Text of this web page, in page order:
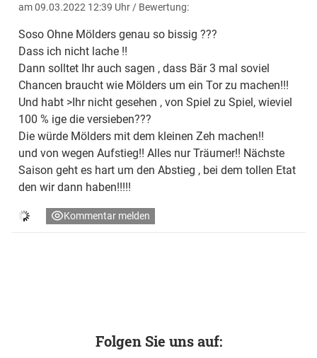
am 09.03.2022 12:39 Uhr / Bewertung:
Soso Ohne Mölders genau so bissig ???
Dass ich nicht lache !!
Dann solltet Ihr auch sagen , dass Bär 3 mal soviel
Chancen braucht wie Mölders um ein Tor zu machen!!!
Und habt >Ihr nicht gesehen , von Spiel zu Spiel, wieviel
100 % ige die versieben???
Die würde Mölders mit dem kleinen Zeh machen!!
und von wegen Aufstieg!! Alles nur Träumer!! Nächste
Saison geht es hart um den Abstieg , bei dem tollen Etat
den wir dann haben!!!!!
Kommentar melden
Folgen Sie uns auf: